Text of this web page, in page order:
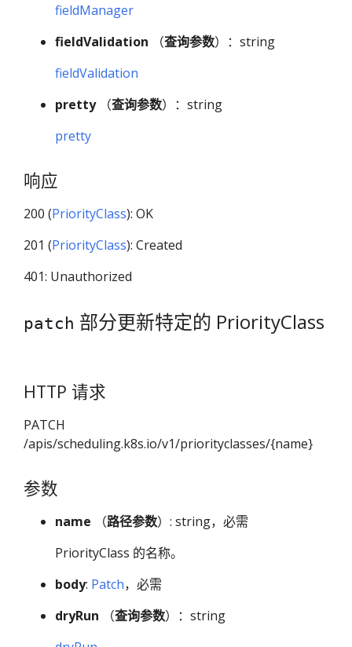
fieldManager
fieldValidation （查询参数）：string
fieldValidation
pretty（查询参数）：string
pretty
响应
200 (PriorityClass): OK
201 (PriorityClass): Created
401: Unauthorized
patch 部分更新特定的 PriorityClass
HTTP 请求
PATCH
/apis/scheduling.k8s.io/v1/priorityclasses/{name}
参数
name （路径参数）: string，必需
PriorityClass 的名称。
body: Patch，必需
dryRun （查询参数）：string